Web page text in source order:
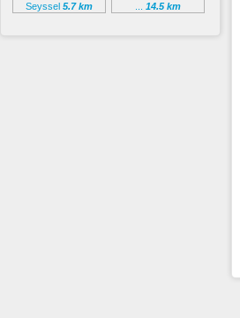
Seyssel 5.7 km 14.5 km